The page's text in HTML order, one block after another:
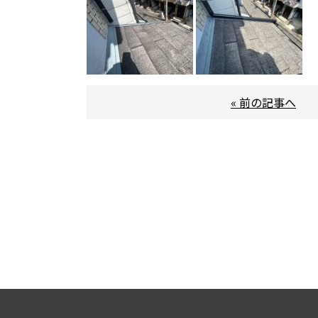
« 前の記事へ